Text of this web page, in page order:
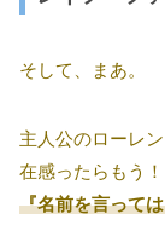
そして、まあ。
主人公のローレ
在感ったらもう
『名前を言って